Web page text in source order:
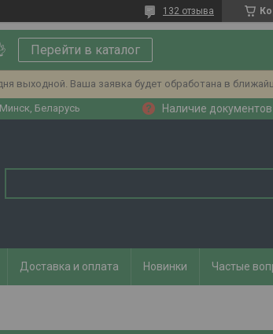
132 отзыва
Перейти в каталог
выходной. Ваша заявка будет обработана в
Беларусь Наличие документов
Доставка и оплата Новинки Частые